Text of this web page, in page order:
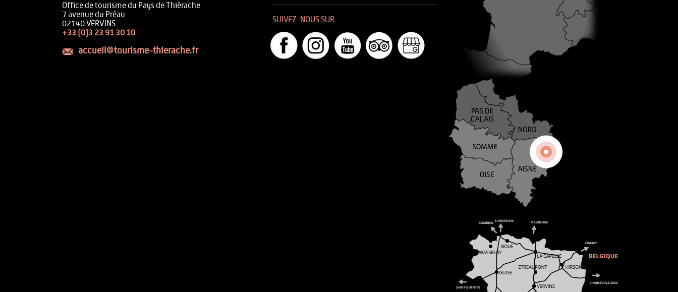
Office de tourisme du Pays de Thiérache
7 avenue du Préau
02140 VERVINS
+33 (0)3 23 91 30 10
accueil@tourisme-thierache.fr
SUIVEZ-NOUS SUR